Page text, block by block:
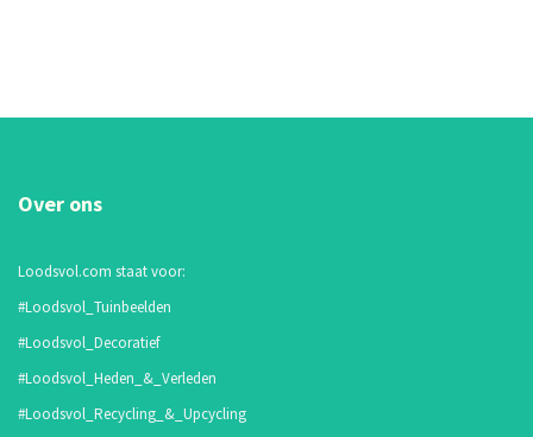
Over ons
Loodsvol.com staat voor:
#Loodsvol_Tuinbeelden
#Loodsvol_Decoratief
#Loodsvol_Heden_&_Verleden
#Loodsvol_Recycling_&_Upcycling